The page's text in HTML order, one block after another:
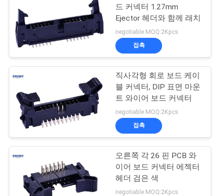
기
조
회
를
요
드 커넥터 1.27mm
Ejector 헤더와 함께 래치
negotiable MOQ:2Kpcs
접촉
직사각형 회로 보드 케이
블 커넥터, DIP 표면 마운
트 와이어 보드 커넥터
negotiable MOQ:2Kpcs
접촉
오른쪽 각 26 핀 PCB 와
이어 보드 커넥터 에젝터
헤더 검은 색
negotiable MOQ:2Kpcs